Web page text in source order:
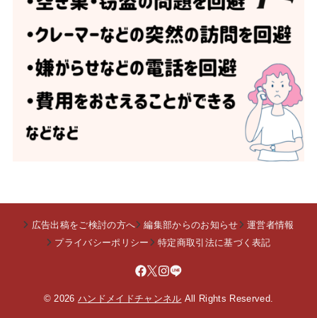
広告出稿をご検討の方へ 編集部からのお知らせ
運営者情報
プライバシーポリシー
特定商取引法に基づく表記
© 2026 ハンドメイドチャンネル All Rights Reserved.